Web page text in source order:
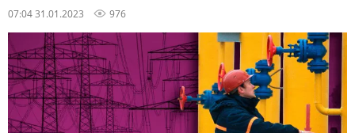
07:04 31.01.2023 976